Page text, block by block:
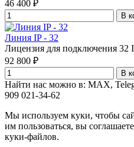
46 400 ₽
В
Линия IP - 32
Лицензия для подключения 32
92 800 ₽
В
Найти нас можно в: MAX,
909 021-34-62
Мы используем куки, чтобы
им пользоваться, вы
куки‑файлов.